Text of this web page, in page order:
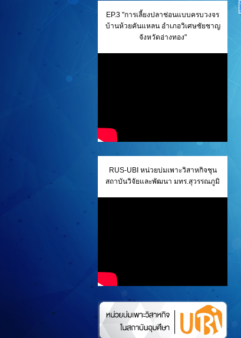
EP.3 "การเลี้ยงปลาช่อนแบบครบวงจร
บ้านห้วยคันแหลน อำเภอวิเศษชัยชาญ
จังหวัดอ่างทอง"
RUS-UBI หน่วยบ่มเพาะวิสาหกิจชุน
สถาบันวิจัยและพัฒนา มทร.สุวรรณภูมิ